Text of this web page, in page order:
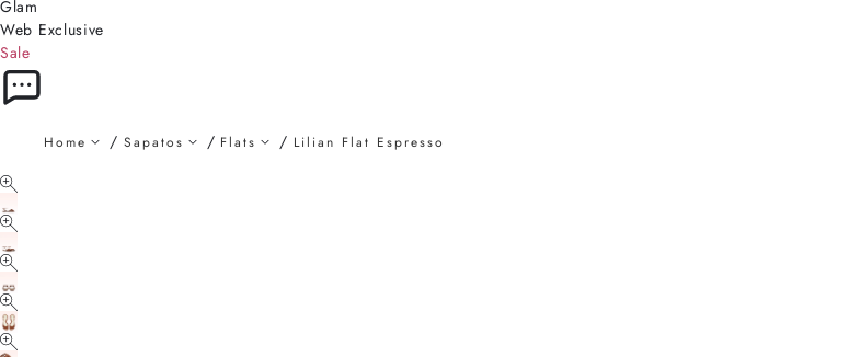
Glam
Web Exclusive
Sale
Home Sapatos Flats Lilian Flat Espresso